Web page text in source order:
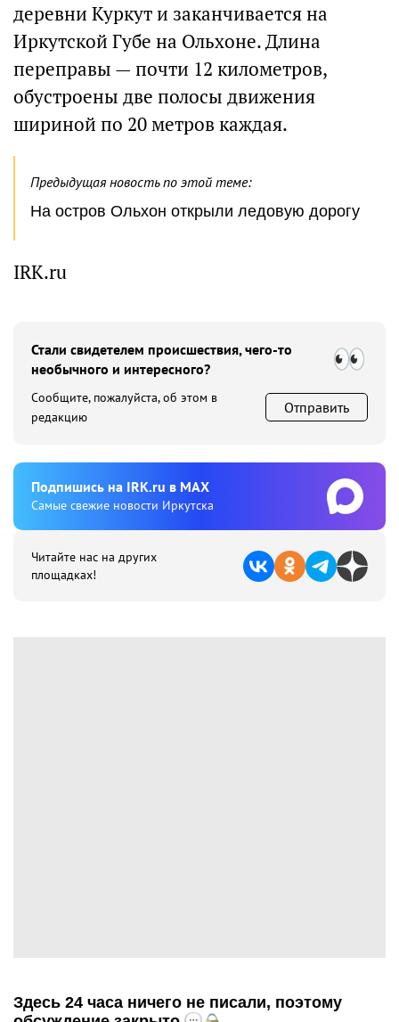
деревни Куркут и заканчивается на
Иркутской Губе на Ольхоне. Длина
переправы — почти 12 километров,
обустроены две полосы движения
шириной по 20 метров каждая.
Предыдущая новость по этой теме:
На остров Ольхон открыли ледовую дорогу
IRK.ru
Стали свидетелем происшествия, чего-то
необычного и интересного?
Сообщите, пожалуйста, об этом в
редакцию
Отправить
Подпишиcь на IRK.ru в MAX
Cамые свежие новости Иркутска
Читайте нас на других
площадках!
Здесь 24 часа ничего не писали, поэтому